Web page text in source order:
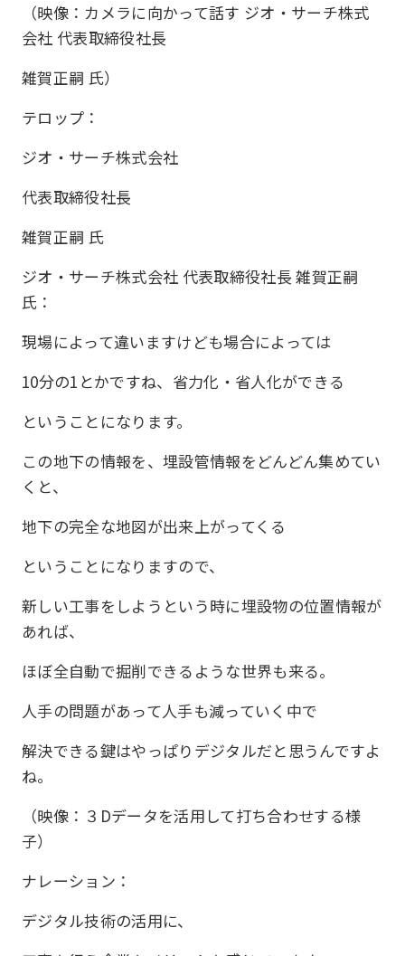
（映像：カメラに向かって話す ジオ・サーチ株式
会社 代表取締役社長
雑賀正嗣 氏）
テロップ：
ジオ・サーチ株式会社
代表取締役社長
雑賀正嗣 氏
ジオ・サーチ株式会社 代表取締役社長 雑賀正嗣
氏：
現場によって違いますけども場合によっては
10分の1とかですね、省力化・省人化ができる
ということになります。
この地下の情報を、埋設管情報をどんどん集めてい
くと、
地下の完全な地図が出来上がってくる
ということになりますので、
新しい工事をしようという時に埋設物の位置情報が
あれば、
ほぼ全自動で掘削できるような世界も来る。
人手の問題があって人手も減っていく中で
解決できる鍵はやっぱりデジタルだと思うんですよ
ね。
（映像：３Dデータを活用して打ち合わせする様
子）
ナレーション：
デジタル技術の活用に、